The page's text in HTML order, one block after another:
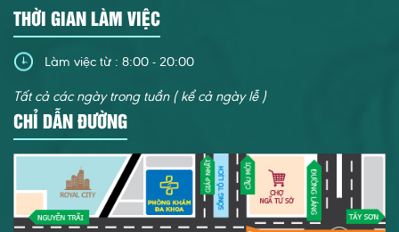
THỜI GIAN LÀM VIỆC
Làm việc từ : 8:00 - 20:00
Tất cả các ngày trong tuần ( kể cả ngày lễ )
CHỈ DẪN ĐƯỜNG